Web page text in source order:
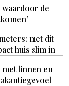
waardoor de
met dit
huis slim in
linnen en